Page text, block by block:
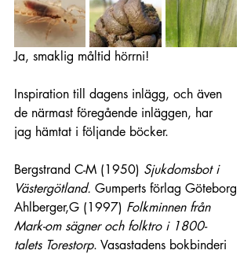
Ja, smaklig måltid hörrni!
Inspiration till dagens inlägg, och även
de närmast föregående inläggen, har
jag hämtat i följande böcker.
Bergstrand C-M (1950) Sjukdomsbot i
Västergötland. Gumperts förlag Göteborg
Ahlberger,G (1997) Folkminnen från
Mark-om sägner och folktro i 1800-
talets Torestorp. Vasastadens bokbinderi